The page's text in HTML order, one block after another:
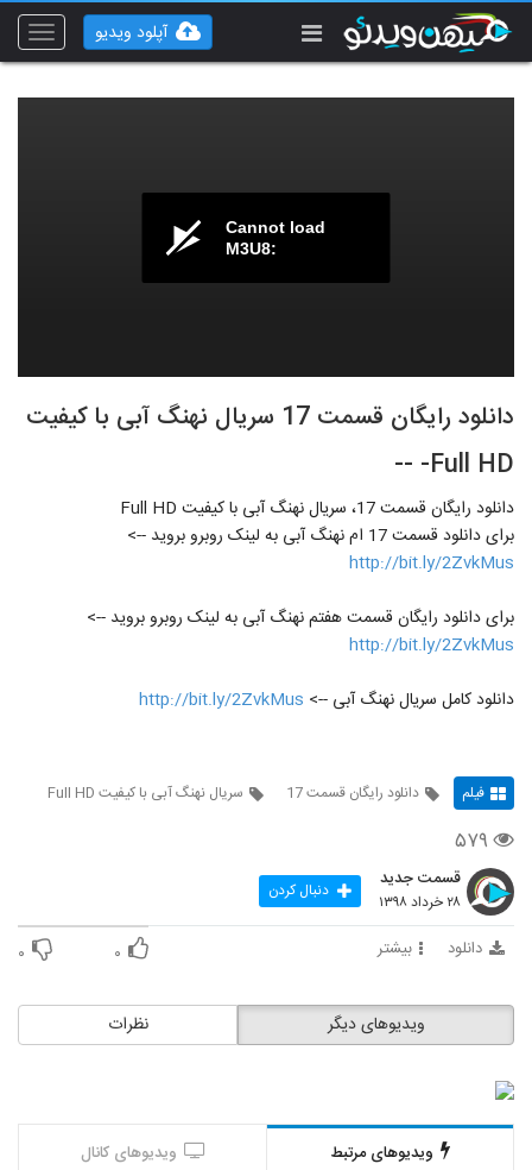
Toggle
آپلود ویدیو
Cannot load
M3U8:
دانلود رایگان قسمت 17 سریال نهنگ آبی با کیفیت
Full HD- --
دانلود رایگان قسمت 17، سریال نهنگ آبی با کیفیت Full HD
برای دانلود قسمت 17 ام نهنگ آبی به لینک روبرو بروید -->
http://bit.ly/2ZvkMus
برای دانلود رایگان قسمت هفتم نهنگ آبی به لینک روبرو بروید -->
http://bit.ly/2ZvkMus
دانلود کامل سریال نهنگ آبی --> http://bit.ly/2ZvkMus
فیلم دانلود رایگان قسمت 17 سریال نهنگ آبی با کیفیت Full HD
۵۷۹
قسمت جدید
۲۸ خرداد ۱۳۹۸ دنبال کردن
دانلود بیشتر ۰ ۰
نظرات ویدیوهای دیگر
ویدیوهای مرتبط ویدیوهای کانال